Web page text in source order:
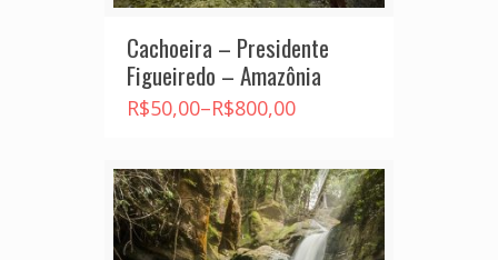
Cachoeira – Presidente
Figueiredo – Amazônia
R$50,00–R$800,00